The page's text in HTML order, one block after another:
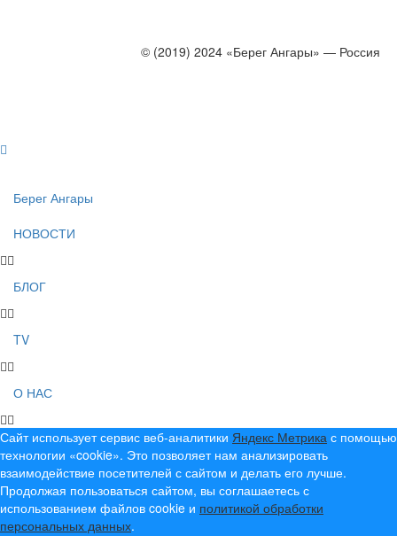
© (2019) 2024 «Берег Ангары» — Россия
Берег Ангары
НОВОСТИ
БЛОГ
TV
О НАС
Сайт использует сервис веб-аналитики Яндекс Метрика с помощью
технологии «cookie». Это позволяет нам анализировать
взаимодействие посетителей с сайтом и делать его лучше.
Продолжая пользоваться сайтом, вы соглашаетесь с
использованием файлов cookie и политикой обработки
персональных данных.